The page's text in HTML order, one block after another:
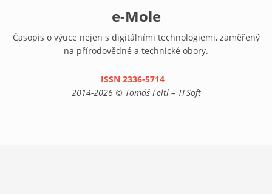
e-Mole
Časopis o výuce nejen s digitálními technologiemi, zaměřený
na přírodovědné a technické obory.
ISSN 2336-5714(link is external)
2014-2026 © Tomáš Feltl – TFSoft